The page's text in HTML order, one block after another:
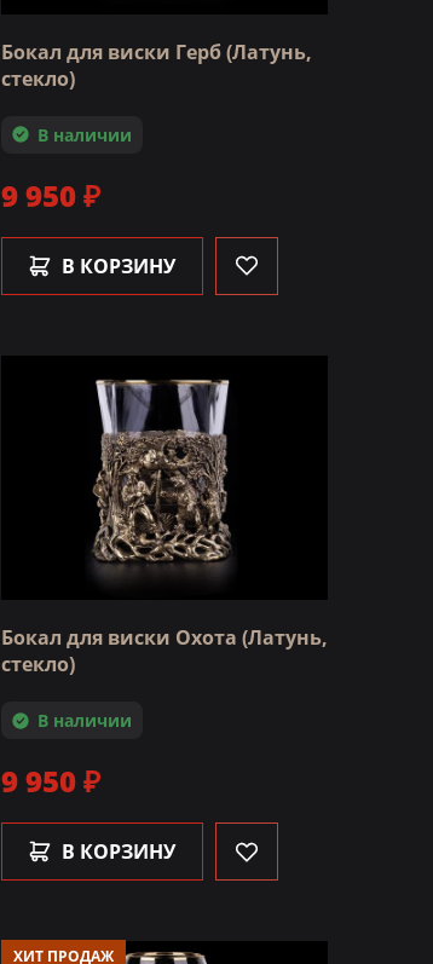
Бокал для виски Герб (Латунь,
стекло)
В наличии
9 950 ₽
В КОРЗИНУ
Бокал для виски Охота (Латунь,
стекло)
В наличии
9 950 ₽
В КОРЗИНУ
ХИТ ПРОДАЖ